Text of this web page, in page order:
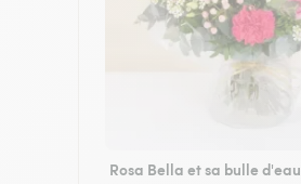
Rosa Bella et sa bulle d'eau